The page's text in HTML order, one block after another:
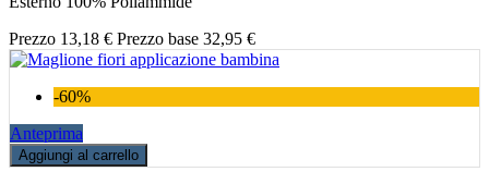
Prezzo 13,18 € Prezzo base 32,95 €
-60%
Anteprima
Aggiungi al carrello